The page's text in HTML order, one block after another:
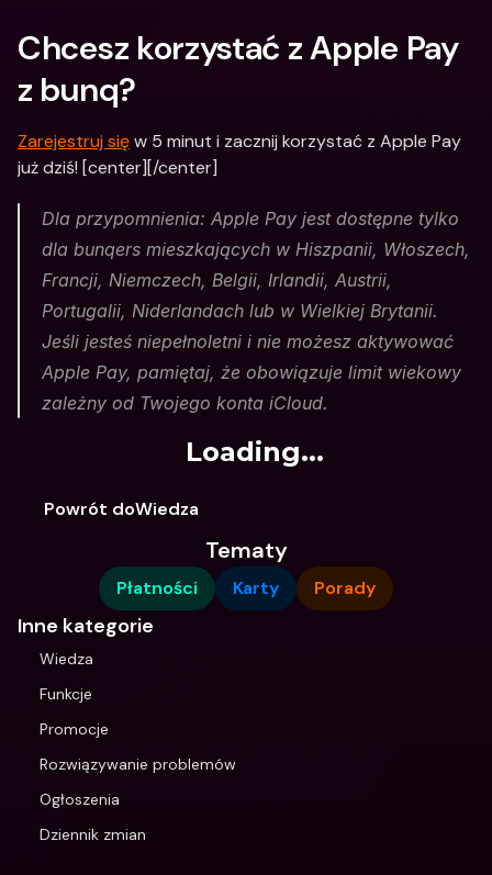
Chcesz korzystać z Apple Pay
z bunq?
Zarejestruj się w 5 minut i zacznij korzystać z Apple Pay
już dziś! [center][/center]
Dla przypomnienia: Apple Pay jest dostępne tylko
dla bunqers mieszkających w Hiszpanii, Włoszech,
Francji, Niemczech, Belgii, Irlandii, Austrii,
Portugalii, Niderlandach lub w Wielkiej Brytanii.
Jeśli jesteś niepełnoletni i nie możesz aktywować
Apple Pay, pamiętaj, że obowiązuje limit wiekowy
zależny od Twojego konta iCloud.
Loading...
Powrót doWiedza
Tematy
Płatności Karty Porady
Inne kategorie
Wiedza
Funkcje
Promocje
Rozwiązywanie problemów
Ogłoszenia
Dziennik zmian